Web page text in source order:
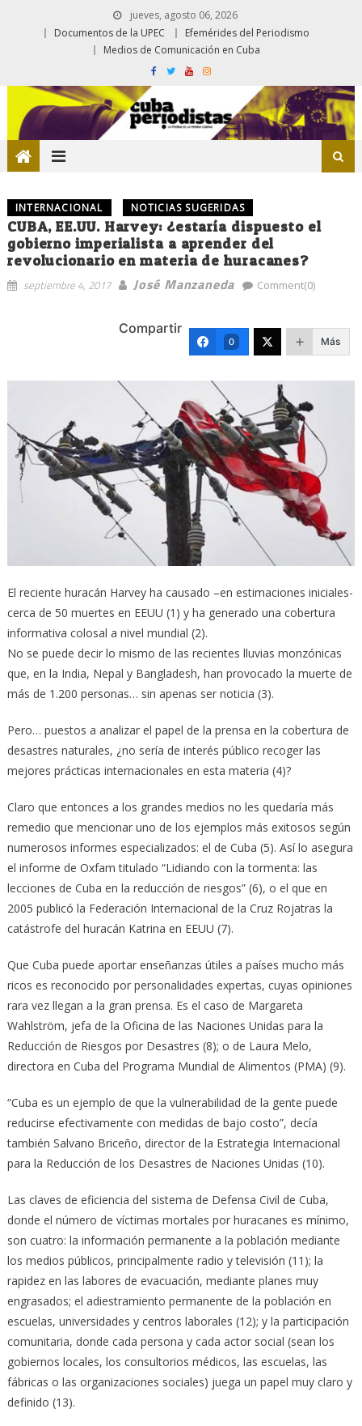
jueves, agosto 06, 2026
Documentos de la UPEC
Efemérides del Periodismo
Medios de Comunicación en Cuba
INTERNACIONAL NOTICIAS SUGERIDAS
CUBA, EE.UU. Harvey: ¿estaría dispuesto el
gobierno imperialista a aprender del
revolucionario en materia de huracanes?
septiembre 4, 2017 José Manzaneda Comment(0)
Compartir
0 Más
El reciente huracán Harvey ha causado –en estimaciones iniciales-
cerca de 50 muertes en EEUU (1) y ha generado una cobertura
informativa colosal a nivel mundial (2).
No se puede decir lo mismo de las recientes lluvias monzónicas
que, en la India, Nepal y Bangladesh, han provocado la muerte de
más de 1.200 personas… sin apenas ser noticia (3).
Pero… puestos a analizar el papel de la prensa en la cobertura de
desastres naturales, ¿no sería de interés público recoger las
mejores prácticas internacionales en esta materia (4)?
Claro que entonces a los grandes medios no les quedaría más
remedio que mencionar uno de los ejemplos más exitosos según
numerosos informes especializados: el de Cuba (5). Así lo asegura
el informe de Oxfam titulado “Lidiando con la tormenta: las
lecciones de Cuba en la reducción de riesgos” (6), o el que en
2005 publicó la Federación Internacional de la Cruz Rojatras la
catástrofe del huracán Katrina en EEUU (7).
Que Cuba puede aportar enseñanzas útiles a países mucho más
ricos es reconocido por personalidades expertas, cuyas opiniones
rara vez llegan a la gran prensa. Es el caso de Margareta
Wahlström, jefa de la Oficina de las Naciones Unidas para la
Reducción de Riesgos por Desastres (8); o de Laura Melo,
directora en Cuba del Programa Mundial de Alimentos (PMA) (9).
“Cuba es un ejemplo de que la vulnerabilidad de la gente puede
reducirse efectivamente con medidas de bajo costo”, decía
también Salvano Briceño, director de la Estrategia Internacional
para la Reducción de los Desastres de Naciones Unidas (10).
Las claves de eficiencia del sistema de Defensa Civil de Cuba,
donde el número de víctimas mortales por huracanes es mínimo,
son cuatro: la información permanente a la población mediante
los medios públicos, principalmente radio y televisión (11); la
rapidez en las labores de evacuación, mediante planes muy
engrasados; el adiestramiento permanente de la población en
escuelas, universidades y centros laborales (12); y la participación
comunitaria, donde cada persona y cada actor social (sean los
gobiernos locales, los consultorios médicos, las escuelas, las
fábricas o las organizaciones sociales) juega un papel muy claro y
definido (13).